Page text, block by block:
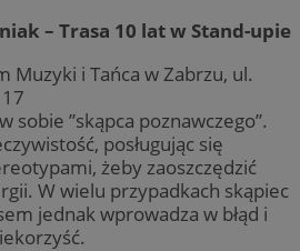
– Trasa 10 lat w Stand-upie
Muzyki i Tańca w Zabrzu, ul.
sobie ”skąpca poznawczego”.
posługując się
żeby zaoszczędzić
W wielu przypadkach skąpiec
jednak wprowadza w błąd i